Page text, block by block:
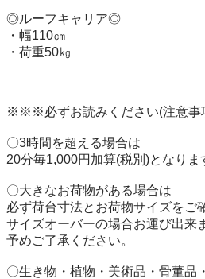
◎ルーフキャリア◎
・幅110㎝
・荷重50㎏
※※※必ずお読みください(注意
〇3時間を超える場合は
20分毎1,000円加算(税別)となりま
〇大きなお荷物がある場合は
必ず荷台寸法とお荷物サイズをご
サイズオーバーの場合お運び出来
予めご了承ください。
〇生き物・植物・美術品・骨董品